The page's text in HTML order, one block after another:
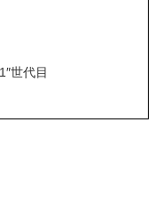
世代目